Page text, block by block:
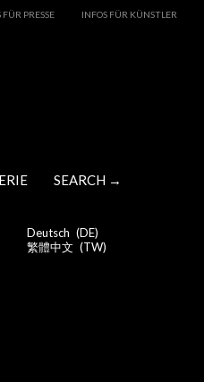
FÜR PRESSE INFOS FÜR KÜNSTLER
SEARCH →
Deutsch
DE
繁體中文
TW